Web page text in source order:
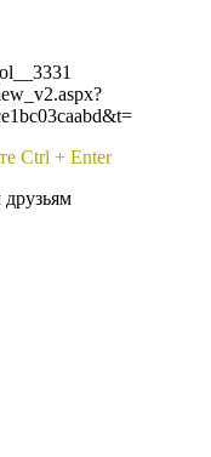
Ctrl + Enter